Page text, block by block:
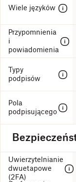
Wiele języków
Przypomnienia
i
powiadomienia
Typy
podpisów
Pola
podpisującego
Uwierzytelnianie
dwuetapowe
(2FA)